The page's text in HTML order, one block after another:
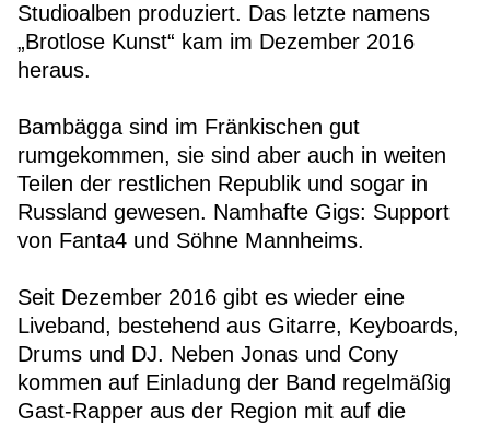
Studioalben produziert. Das letzte namens
„Brotlose Kunst“ kam im Dezember 2016
heraus.
Bambägga sind im Fränkischen gut
rumgekommen, sie sind aber auch in weiten
Teilen der restlichen Republik und sogar in
Russland gewesen. Namhafte Gigs: Support
von Fanta4 und Söhne Mannheims.
Seit Dezember 2016 gibt es wieder eine
Liveband, bestehend aus Gitarre, Keyboards,
Drums und DJ. Neben Jonas und Cony
kommen auf Einladung der Band regelmäßig
Gast-Rapper aus der Region mit auf die